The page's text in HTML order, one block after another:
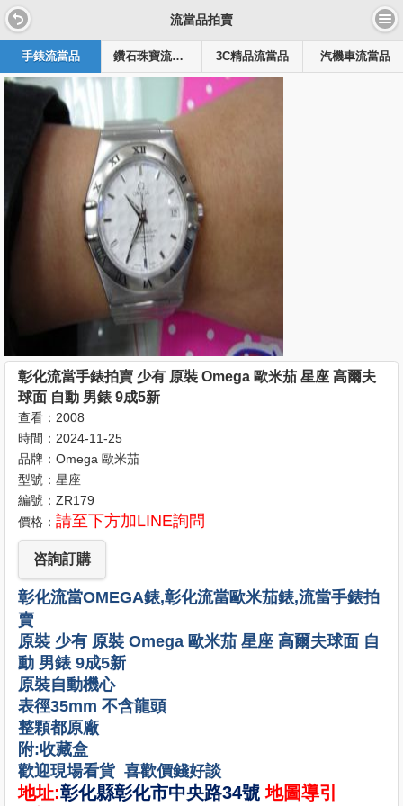
流當品拍賣
手錶流當品 鑽石珠寶流當品 3C精品流當品 汽機車流當品
彰化流當手錶拍賣 少有 原裝 Omega 歐米茄 星座 高爾夫
球面 自動 男錶 9成5新
查看：2008
時間：2024-11-25
品牌：Omega 歐米茄
型號：星座
編號：ZR179
價格： 請至下方加LINE詢問
咨詢訂購
彰化流當OMEGA錶,彰化流當歐米茄錶,流當手錶拍
賣
原裝 少有 原裝 Omega 歐米茄 星座 高爾夫球面 自
動 男錶 9成5新
原裝自動機心
表徑35mm 不含龍頭
整顆都原廠
附:收藏盒
歡迎現場看貨 喜歡價錢好談
地址:彰化縣彰化市中央路34號地圖導引